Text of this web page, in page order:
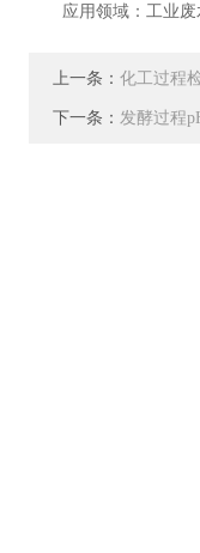
应用领域：工业废
上一条： 化工过程
下一条： 发酵过程